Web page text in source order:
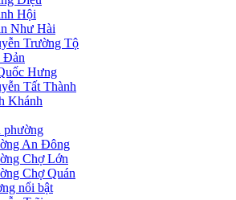
Hội
Như Hài
Trường Tộ
Đản
Hưng
Tất Thành
Khánh
phường
An Đông
Chợ Lớn
Chợ Quán
nổi bật